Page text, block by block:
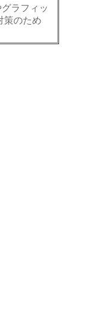
ラフィッ
策のため